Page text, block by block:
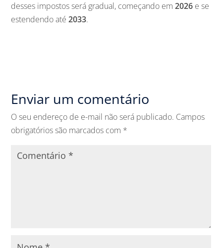
desses impostos será gradual, começando em2026 e se
estendendo até2033.
Enviar um comentário
O seu endereço de e-mail não será publicado. Campos
obrigatórios são marcados com *